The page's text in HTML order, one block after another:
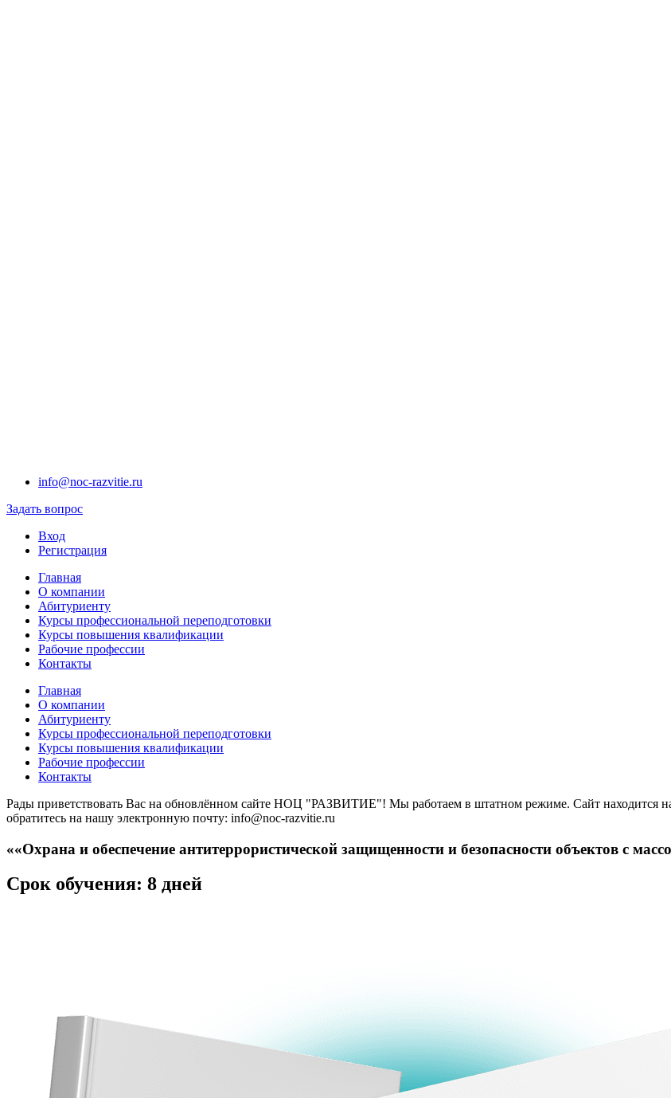
info@noc-razvitie.ru
Задать вопрос
Вход
Регистрация
Главная
О компании
Абитуриенту
Курсы профессиональной переподготовки
Курсы повышения квалификации
Рабочие профессии
Контакты
Главная
О компании
Абитуриенту
Курсы профессиональной переподготовки
Курсы повышения квалификации
Рабочие профессии
Контакты
Рады приветствовать Вас на обновлённом сайте НОЦ "РАЗВИТИЕ"! Мы работаем в штатном режиме. Сайт находится
обратитесь на нашу электронную почту: info@noc-razvitie.ru
««Охрана и обеспечение антитеррористической защищенности и безопасности объектов с
Срок обучения: 8 дней